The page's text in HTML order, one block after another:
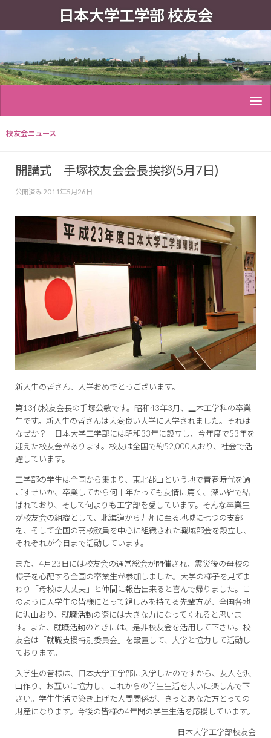
日本大学工学部 校友会
校友会ニュース
開講式 手塚校友会会長挨拶(5月7日)
公開済み 2011年5月26日
新入生の皆さん、入学おめでとうございます。
第13代校友会長の手塚公敏です。昭和43年3月、土木工学科の卒業
生です。新入生の皆さんは大変良い大学に入学されました。それは
なぜか？ 日本大学工学部には昭和33年に設立し、今年度で53年を
迎えた校友会があります。校友は全国で約52,000人おり、社会で活
躍しています。
工学部の学生は全国から集まり、東北郡山という地で青春時代を過
ごすせいか、卒業してから何十年たっても友情に篤く、深い絆で結
ばれており、そして何よりも工学部を愛しています。そんな卒業生
が校友会の組織として、北海道から九州に至る地域に七つの支部
を、そして全国の高校教員を中心に組織された職域部会を設立し、
それぞれが今日まで活動しています。
また、4月23日には校友会の通常総会が開催され、震災後の母校の
様子を心配する全国の卒業生が参加しました。大学の様子を見てま
わり「母校は大丈夫」と仲間に報告出来ると喜んで帰りました。こ
のように入学生の皆様にとって親しみを持てる先輩方が、全国各地
に沢山おり、就職活動の際には大きな力になってくれると思いま
す。また、就職活動のときには、是非校友会を活用して下さい。校
友会は「就職支援特別委員会」を設置して、大学と協力して活動し
ております。
入学生の皆様は、日本大学工学部に入学したのですから、友人を沢
山作り、お互いに協力し、これからの学生生活を大いに楽しんで下
さい。学生生活で築き上げた人間関係が、きっとあなた方とっての
財産になります。今後の皆様の4年間の学生生活を応援しています。
日本大学工学部校友会